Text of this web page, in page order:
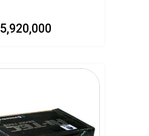
5,920,000